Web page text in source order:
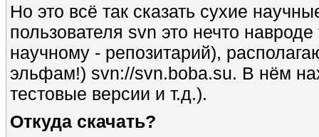
Но это всё так сказать сухие
пользователя svn это нечто
научному - репозитарий),
эльфам!) svn://svn.boba.su. В нём
тестовые версии и т.д.).
Откуда скачать?